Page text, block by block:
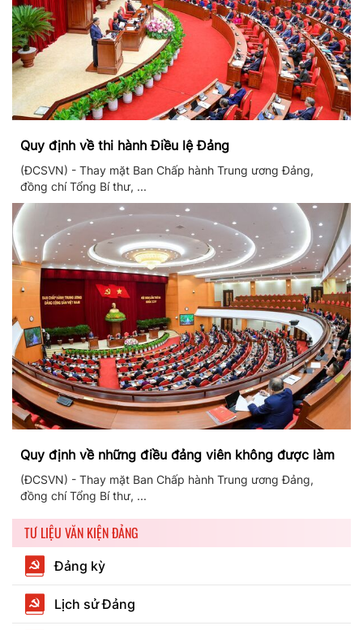
Quy định về thi hành Điều lệ Đảng
(ĐCSVN) - Thay mặt Ban Chấp hành Trung ương Đảng,
đồng chí Tổng Bí thư, ...
Quy định về những điều đảng viên không được làm
(ĐCSVN) - Thay mặt Ban Chấp hành Trung ương Đảng,
đồng chí Tổng Bí thư, ...
TƯ LIỆU VĂN KIỆN ĐẢNG
Đảng kỳ
Lịch sử Đảng